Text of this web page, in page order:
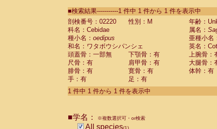
CebidaeSaguinus labiatus(0)
Cebidae Saguinus leucopus (0)
Cebidae
Cebidae
CebidaeSaguinus nigricollis (0)
Cebidae Saguinus oedipus
Cebidae Saguinus weddelli
Cebidae Saguinusspp.
Cebidae Aotus trivirgatus
Cebidae Cebus albifrons
CebidaeCebus nigrivittatus
CebidaeCebus
■検索結果-----------1 件中 1 件から 1 件を表示中
剖検番号：02220
性別：M
年齢：
科名：Cebidae
属名：
種小名： oedipus
亜種小名
和名：ワタボウシパンシェ
英名：
頭蓋骨：一部無
下顎骨：有
上腕骨：
尺骨：有
肩甲骨：有
大腿骨：
腓骨：有
寛骨：有
体幹：有
手：有
足：有
1 件中 1 件から 1 件を表示中
■学名： ※複数選択可・or検索
All species(1)